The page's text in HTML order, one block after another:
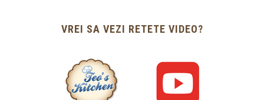
VREI SA VEZI RETETE VIDEO?